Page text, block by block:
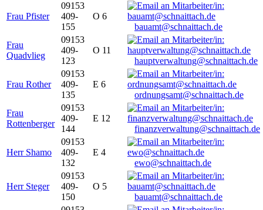
Frau Pfister
09153
409-
155
O 6
bauamt@schnaittach.de
Frau
Quadvlieg
09153
409-
123
O 11
hauptverwaltung@schnaittach.de
Frau Rother
09153
409-
135
E 6
ordnungsamt@schnaittach.de
Frau
Rottenberger
09153
409-
144
E 12
finanzverwaltung@schnaittach.de
Herr Shamo
09153
409-
132
E 4
ewo@schnaittach.de
Herr Steger
09153
409-
150
O 5
bauamt@schnaittach.de